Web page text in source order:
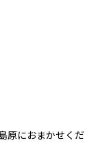
原におまかせくだ